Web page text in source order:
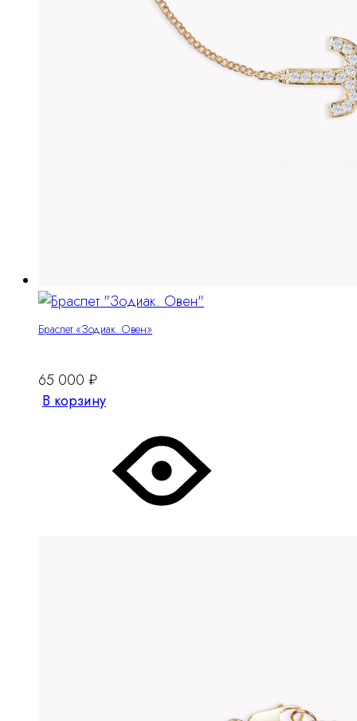
Браслет «Зодиак. Овен»
65 000 ₽
В корзину